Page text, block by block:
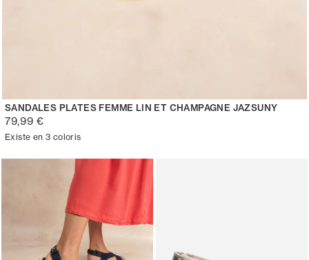
SANDALES PLATES FEMME LIN ET CHAMPAGNE JAZSUNY
79,99 €
Existe en 3 coloris